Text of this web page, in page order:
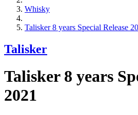
Whisky
Talisker 8 years Special Release
Talisker
Talisker 8 years
2021